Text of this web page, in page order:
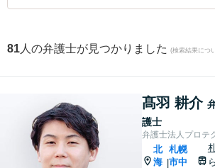
81 人の弁護士が見つかりました (検索結果につ
髙羽 耕介
護士
弁護士法人プロテ
北
海 |
札幌
市中